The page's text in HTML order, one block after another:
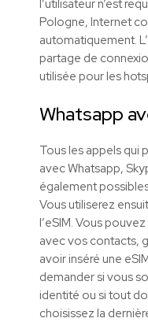
l’utilisateur n’est
Pologne, Internet
automatiquement.
partage de
utilisée pour les
Whatsapp
Tous les appels qui
avec Whatsapp,
également
Vous utiliserez
l’eSIM. Vous
avec vos contacts,
avoir inséré une
demander si vous
identité ou si tout
choisissez la